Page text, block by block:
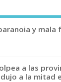
y mala
a las
a la mitad